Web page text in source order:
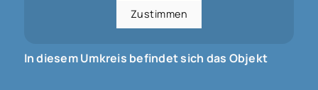
Zustimmen
In diesem Umkreis befindet sich das Objekt